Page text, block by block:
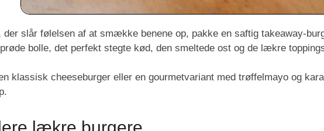
der slår følelsen af at smække benene op, pakke en saftig takeaway-
bolle, det perfekt stegte kød, den smeltede ost og de lækre
klassisk cheeseburger eller en gourmetvariant med trøffelmayo og